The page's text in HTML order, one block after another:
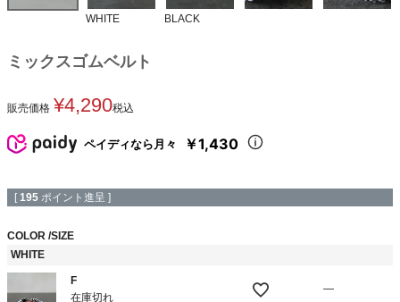
WHITE BLACK
ミックスゴムベルト
販売価格 ¥4,290税込
ペイディなら月々 ￥1,430
[ 195 ポイント進呈 ]
COLOR SIZE
WHITE
F
在庫切れ
—